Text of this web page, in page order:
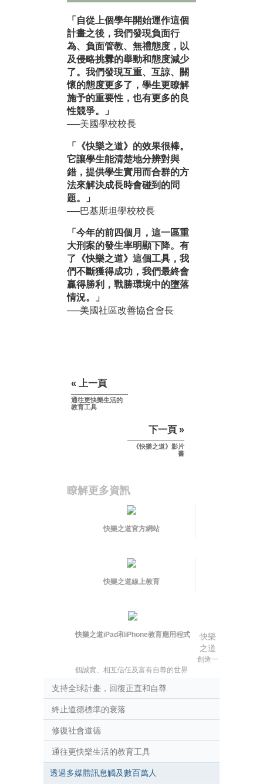
「自從上個學年開始運作這個
計畫之後，我們發現負面行
為、負面管教、無禮態度，以
及侵略挑釁的舉動和態度減少
了。我們發現互重、互諒、關
懷的態度更多了，學生更瞭解
施予的重要性，也有更多的良
性競爭。」
──美國學校校長
「《快樂之道》的效果很棒。
它讓學生能清楚地分辨對與
錯，提供學生實用而合群的方
法來解決成長時會碰到的問
題。」
──巴基斯坦學校校長
「今年的前四個月，這一區重
大刑案的發生率明顯下降。有
了《快樂之道》這個工具，我
們不斷獲得成功，我們最終會
贏得勝利，戰勝環境中的墮落
情況。」
──美國社區改善協會會長
« 上一頁
通往更快樂生活的
教育工具
下一頁 »
《快樂之道》影片
書
瞭解更多資訊
快樂之道官方網站
快樂之道線上教育
快樂之道iPad和iPhone教育應用程式
快樂
之道
創造一
個誠實、相互信任及富有自尊的世界
支持全球計畫，回復正直和自尊
終止道德標準的衰落
修復社會道德
通往更快樂生活的教育工具
透過多媒體訊息觸及數百萬人